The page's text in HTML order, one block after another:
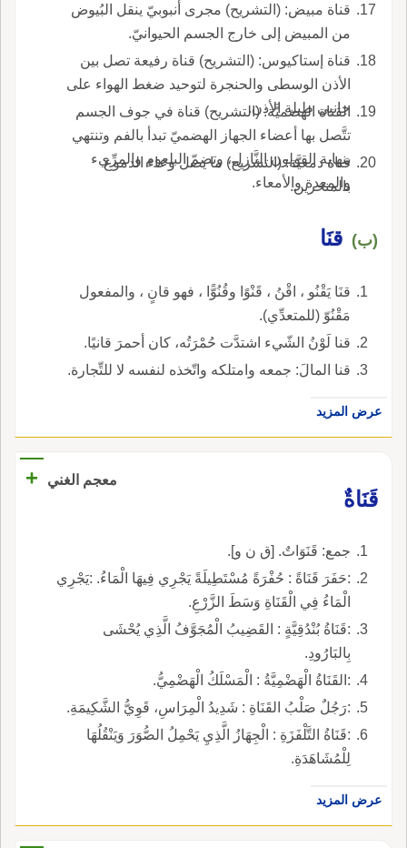
قناة مبيض: (التشريح) مجرى أنبوبيّ ينقل البُيوض
من المبيض إلى خارج الجسم الحيوانيّ.
قناة إستاكيوس: (التشريح) قناة رفيعة تصل بين
الأذن الوسطى والحنجرة لتوحيد ضغط الهواء على
جانبي طبلة الأذن.
القناة الهضميَّة: (التشريح) قناة في جوف الجسم
تتَّصل بها أعضاء الجهاز الهضميّ تبدأ بالفم وتنتهي
بنهاية القولون النَّازل، وتضمّ البلعوم والمرِّيء
والمعدة والأمعاء.
قناة دمعيَّة: (التشريح) ما يصل وعاء الدموع
بالمنخرين.
(ب) قنَا
قنَا يَقْنُو ، اقْنُ ، قَنْوًا وقُنُوًّا ، فهو قانٍ ، والمفعول
مَقْنُوّ (للمتعدِّي).
قنا لَوْنُ الشّيء اشتدَّت حُمْرَتُه، كان أحمرَ قانيًا.
قنا المالَ: جمعه وامتلكه واتّخذه لنفسه لا للتِّجارة.
عرض المزيد
معجم الغني
+
قَنَاةٌ
جمع: قَنَوَاتٌ. [ق ن و].
:حَفَرَ قَنَاةً : حُفْرَةً مُسْتَطِيلَةً يَجْرِي فِيهَا الْمَاءُ. :يَجْرِي
الْمَاءُ فِي الْقَنَاةِ وَسَطَ الزَّرْعِ.
:قَنَاةُ بُنْدُقِيَّةٍ : القَضِيبُ الْمُجَوَّفُ الَّذِي يُحْشَى
بِالبَارُودِ.
:القَنَاةُ الْهَضْمِيَّةُ : الْمَسْلَكُ الْهَضْمِيُّ.
:رَجُلٌ صَلْبُ القَنَاةِ : شَدِيدُ الْمِرَاسِ، قَوِيُّ الشَّكِيمَةِ.
:قَنَاةُ التَّلْفَزَةِ : الْجِهَازُ الَّذِيِ يَحْمِلُ الصُّوَرَ وَيَنْقُلُهَا
لِلْمُشَاهَدَةِ.
عرض المزيد